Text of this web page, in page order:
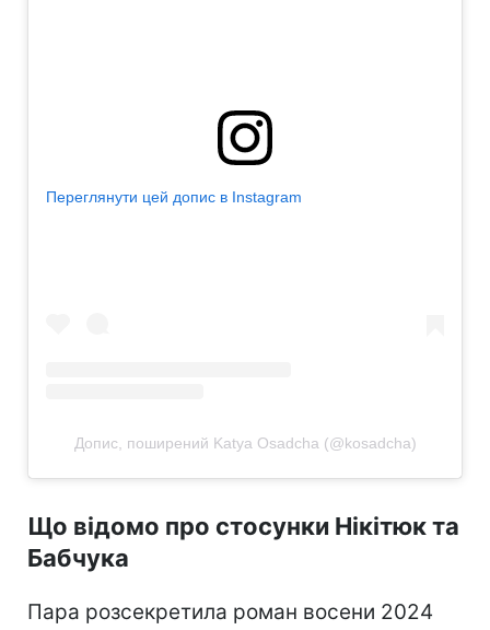
Переглянути цей допис в Instagram
Допис, поширений Katya Osadcha (@kosadcha)
Що відомо про стосунки Нікітюк та
Бабчука
Пара розсекретила роман восени 2024